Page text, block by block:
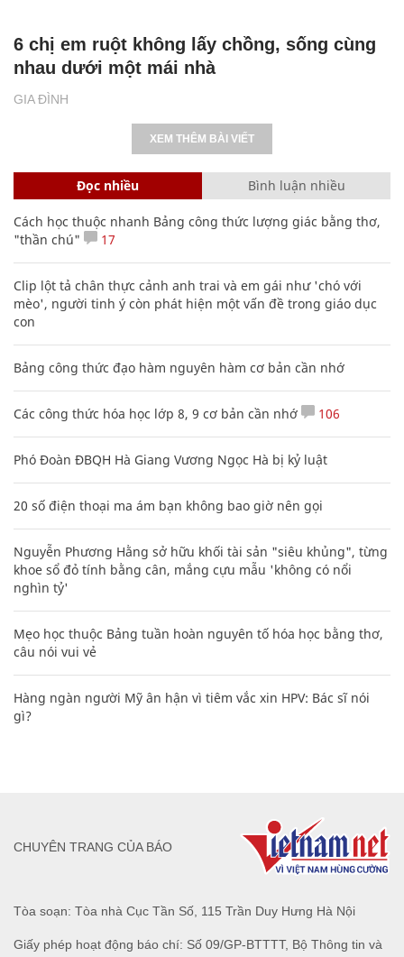
GIA ĐÌNH
6 chị em ruột không lấy chồng, sống cùng
nhau dưới một mái nhà
XEM THÊM BÀI VIẾT
Đọc nhiều Bình luận nhiều
Cách học thuộc nhanh Bảng công thức lượng giác bằng thơ,
"thần chú"
17
Clip lột tả chân thực cảnh anh trai và em gái như 'chó với
mèo', người tinh ý còn phát hiện một vấn đề trong giáo dục
con
Bảng công thức đạo hàm nguyên hàm cơ bản cần nhớ
Các công thức hóa học lớp 8, 9 cơ bản cần nhớ 106
Phó Đoàn ĐBQH Hà Giang Vương Ngọc Hà bị kỷ luật
20 số điện thoại ma ám bạn không bao giờ nên gọi
Nguyễn Phương Hằng sở hữu khối tài sản "siêu khủng", từng
khoe sổ đỏ tính bằng cân, mắng cựu mẫu 'không có nổi
nghìn tỷ'
Mẹo học thuộc Bảng tuần hoàn nguyên tố hóa học bằng thơ,
câu nói vui vẻ
Hàng ngàn người Mỹ ân hận vì tiêm vắc xin HPV: Bác sĩ nói
gì?
Tòa soạn: Tòa nhà Cục Tần Số, 115 Trần Duy Hưng Hà Nội
Giấy phép hoạt động báo chí: Số 09/GP-BTTTT, Bộ Thông tin và
CHUYÊN TRANG CỦA BÁO